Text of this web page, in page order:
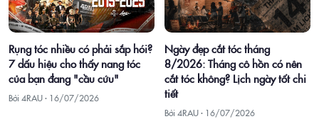
Rụng tóc nhiều có phải sắp hói?
7 dấu hiệu cho thấy nang tóc
của bạn đang "cầu cứu"
Bởi 4RAU · 16/07/2026
Ngày đẹp cắt tóc tháng
8/2026: Tháng cô hồn có nên
cắt tóc không? Lịch ngày tốt chi
tiết
Bởi 4RAU · 16/07/2026